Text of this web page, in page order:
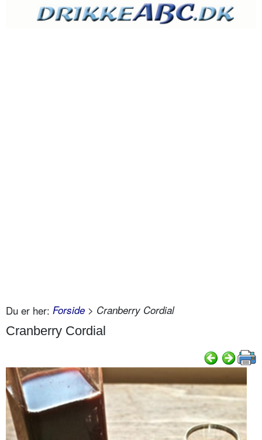
Du er her: Forside > Cranberry Cordial
Cranberry Cordial